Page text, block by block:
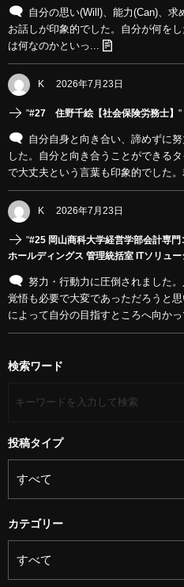
自分の思い(Will)、能力(Can)、求
お話しが印象的でした。自分が何を
は何なのかといっ...
K 2026年7月23日
"#27 住野千絵【社会保険労務士】 "
自分自身と向き合い、諦めずに
した。自分と向き合うことができる
で大丈夫という言葉も印象的でした。
K 2026年7月23日
"#25 岡山商科大学経営学部会計専
ホールディングス 管理統括室 ITソリュー
努力・行動力に圧倒されました
覚悟も必要で大変であっただろうと
によって自分の目指すところへ向かっ
検索ワード
投稿タイプ
カテゴリー